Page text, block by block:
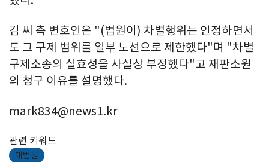
김 씨 측 변호인은 "(법원이) 차별행위는 인정하면서
도 그 구제 범위를 일부 노선으로 제한했다"며 "차별
구제소송의 실효성을 사실상 부정했다"고 재판소원
의 청구 이유를 설명했다.
mark834@news1.kr
관련 키워드
대법원